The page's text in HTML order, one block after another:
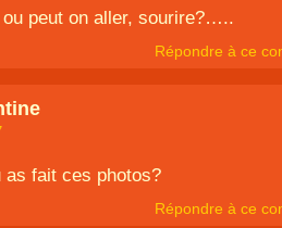
peut on aller, sourire?…..
Répondre à ce
as fait ces photos?
Répondre à ce